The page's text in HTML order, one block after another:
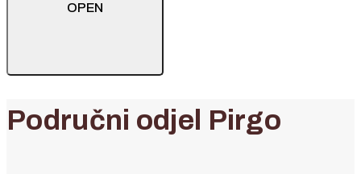
OPEN
Područni odjel Pirgo